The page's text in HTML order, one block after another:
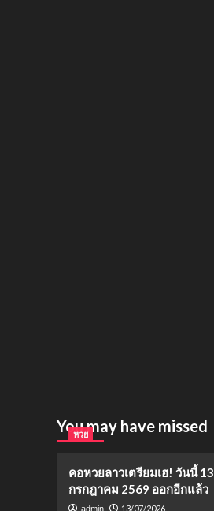
You may have missed
หวย
คอหวยลาวเตรียมเฮ! วันนี้ 13
กรกฎาคม 2569 ออกอีกแล้ว
admin 13/07/2026